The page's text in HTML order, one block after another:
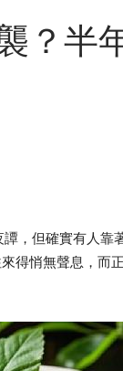
？半
，但確實有人靠
得悄無聲息，而